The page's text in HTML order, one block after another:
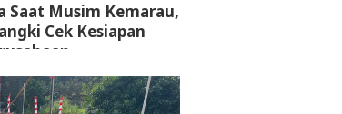
Saat Musim Kemarau,
Cek Kesiapan